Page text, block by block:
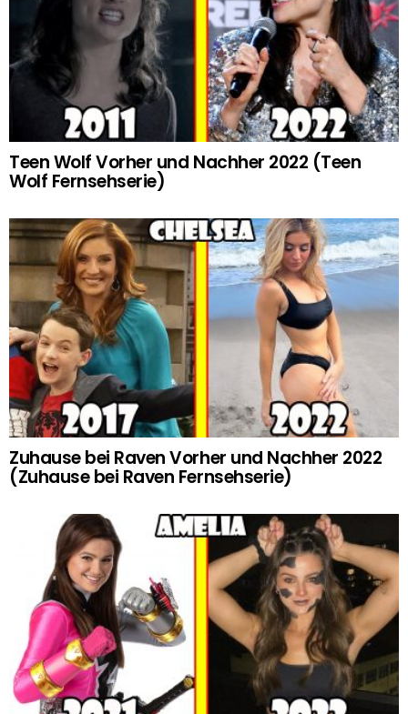
Teen Wolf Vorher und Nachher 2022 (Teen
Wolf Fernsehserie)
Zuhause bei Raven Vorher und Nachher 2022
(Zuhause bei Raven Fernsehserie)